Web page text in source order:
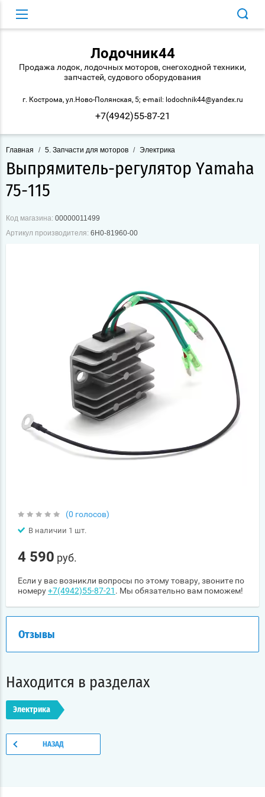
Лодочник44
Продажа лодок, лодочных моторов, снегоходной техники,
запчастей, судового оборудования
г. Кострома, ул.Ново-Полянская, 5; e-mail: lodochnik44@yandex.ru
+7(4942)55-87-21
Главная / 5. Запчасти для моторов / Электрика
Выпрямитель-регулятор Yamaha
75-115
Код магазина: 00000011499
Артикул производителя: 6H0-81960-00
(0 голосов)
В наличии 1 шт.
4 590 руб.
Если у вас возникли вопросы по этому товару, звоните по
номеру+7(4942)55-87-21 . Мы обязательно вам поможем!
Отзывы
Находится в разделах
Электрика
НАЗАД